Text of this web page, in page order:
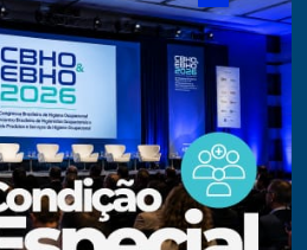
Eventos Apoiados
Eventos Regionais
Loja